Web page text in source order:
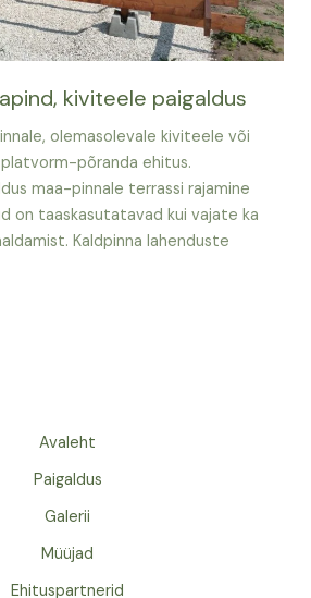
kiviteele paigaldus
olemasolevale kiviteele või
põranda ehitus.
maa-pinnale terrassi rajamine
on taaskasutatavad kui vajate ka
Kaldpinna lahenduste
Avaleht
Paigaldus
Galerii
Müüjad
Ehituspartnerid